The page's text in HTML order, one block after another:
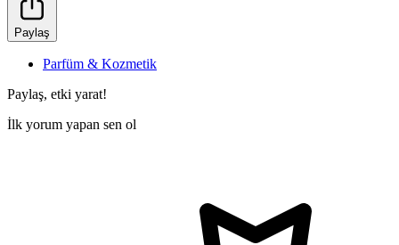
Paylaş
Parfüm & Kozmetik
Paylaş, etki yarat!
İlk yorum yapan sen ol